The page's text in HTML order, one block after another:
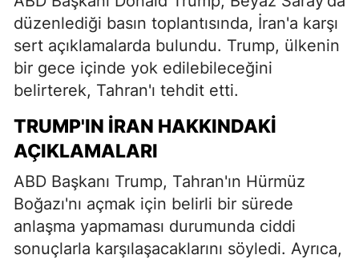
düzenlediği basın toplantısında, İran'a karşı
sert açıklamalarda bulundu. Trump, ülkenin
bir gece içinde yok edilebileceğini
belirterek, Tahran'ı tehdit etti.
TRUMP'IN İRAN HAKKINDAKI
AÇIKLAMALARI
ABD Başkanı Trump, Tahran'ın Hürmüz
Boğazı'nı açmak için belirli bir sürede
anlaşma yapmaması durumunda ciddi
sonuçlarla karşılaşacaklarını söyledi. Ayrıca,